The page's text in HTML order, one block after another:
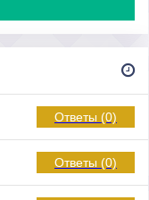
Ответы (0)
Ответы (0)